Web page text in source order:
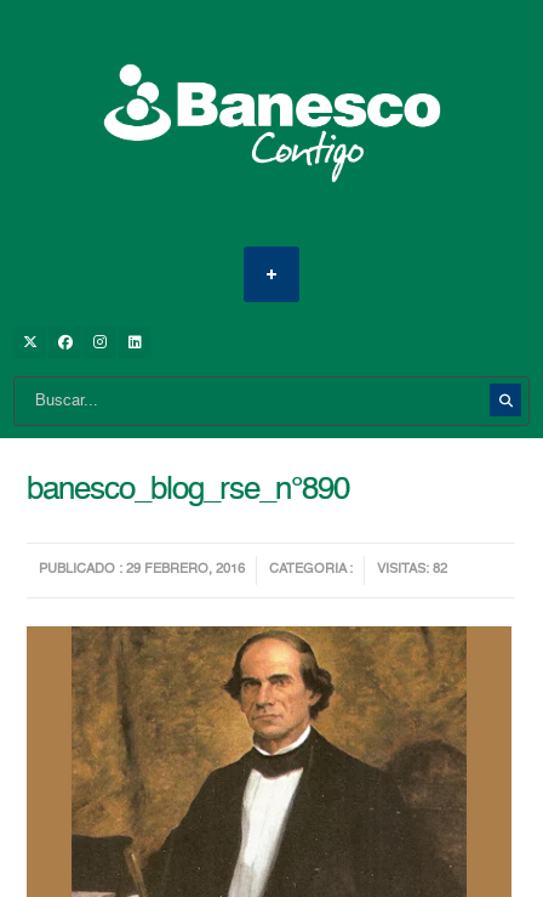
banesco_blog_rse_n°890
PUBLICADO : 29 FEBRERO, 2016 CATEGORIA : VISITAS: 82